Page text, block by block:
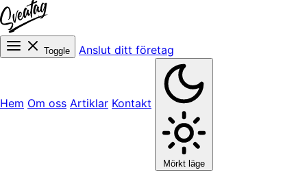
Toggle Anslut ditt företag
Hem Om oss Artiklar Kontakt
Mörkt läge